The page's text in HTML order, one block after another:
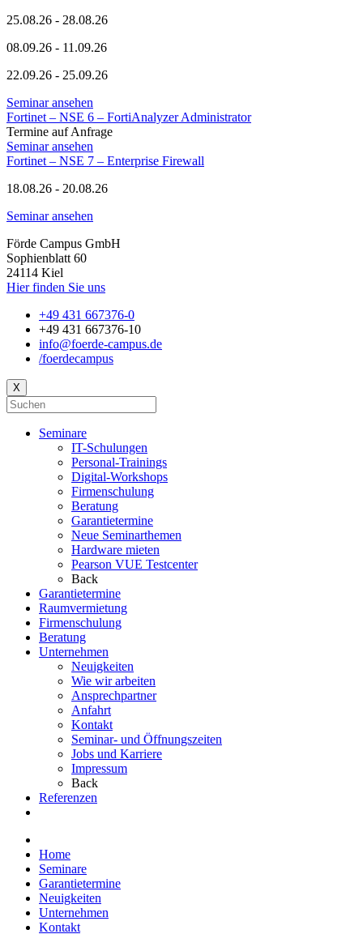
25.08.26 - 28.08.26
08.09.26 - 11.09.26
22.09.26 - 25.09.26
Seminar ansehen
Fortinet – NSE 6 – FortiAnalyzer Administrator
Termine auf Anfrage
Seminar ansehen
Fortinet – NSE 7 – Enterprise Firewall
18.08.26 - 20.08.26
Seminar ansehen
Förde Campus GmbH
Sophienblatt 60
24114 Kiel
Hier finden Sie uns
+49 431 667376-0
+49 431 667376-10
info@foerde-campus.de
/foerdecampus
X
Seminare
IT-Schulungen
Personal-Trainings
Digital-Workshops
Firmenschulung
Beratung
Garantietermine
Neue Seminarthemen
Hardware mieten
Pearson VUE Testcenter
Back
Garantietermine
Raumvermietung
Firmenschulung
Beratung
Unternehmen
Neuigkeiten
Wie wir arbeiten
Ansprechpartner
Anfahrt
Kontakt
Seminar- und Öffnungszeiten
Jobs und Karriere
Impressum
Back
Referenzen
Home
Seminare
Garantietermine
Neuigkeiten
Unternehmen
Kontakt